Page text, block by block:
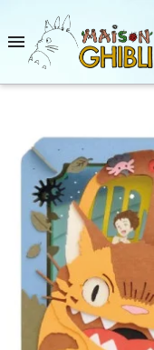
